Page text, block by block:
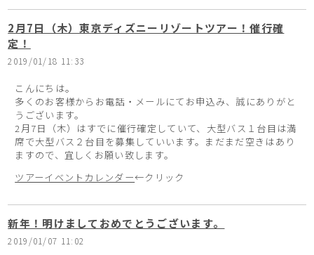
2月7日（木）東京ディズニーリゾートツアー！催行確
定！
2019/01/18 11:33
こんにちは。
多くのお客様からお電話・メールにてお申込み、誠にありがと
うございます。
2月7日（木）はすでに催行確定していて、大型バス１台目は満
席で大型バス２台目を募集していいます。まだまだ空きはあり
ますので、宜しくお願い致します。
ツアーイベントカレンダー←クリック
新年！明けましておめでとうございます。
2019/01/07 11:02